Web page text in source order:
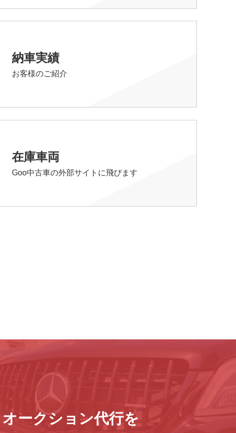
納車実績
お客様のご紹介
在庫車両
Goo中古車の外部サイトに飛びます
ークション代行を